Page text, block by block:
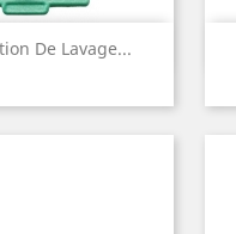
De Lavage...
rapide